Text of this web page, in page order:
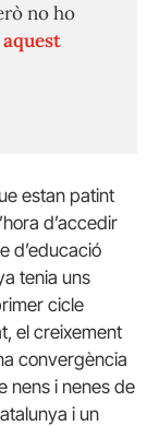
no ho
aquest
estan patint
d’accedir
d’educació
tenia uns
cicle
el creixement
convergència
nens i nenes de
i un